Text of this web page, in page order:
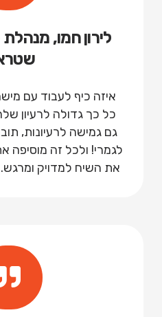
לירון חמו, מנהלת
איזה כיף לעבוד עם
כל כך גדולה לרעיון
גם גמישה לרעיונות,
לגמרי! ולכל זה מוסיפה
את השיח למדויק